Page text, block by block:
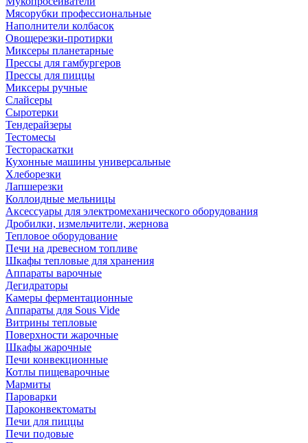
Мясорубки профессиональные
Наполнители колбасок
Овощерезки-протирки
Миксеры планетарные
Прессы для гамбургеров
Прессы для пиццы
Миксеры ручные
Слайсеры
Сыротерки
Тендерайзеры
Тестомесы
Тестораскатки
Кухонные машины универсальные
Хлеборезки
Лапшерезки
Коллоидные мельницы
Аксессуары для электромеханического оборудования
Дробилки, измельчители, жернова
Тепловое оборудование
Печи на древесном топливе
Шкафы тепловые для хранения
Аппараты варочные
Дегидраторы
Камеры ферментационные
Аппараты для Sous Vide
Витрины тепловые
Поверхности жарочные
Шкафы жарочные
Печи конвекционные
Котлы пищеварочные
Мармиты
Пароварки
Пароконвектоматы
Печи для пиццы
Печи подовые